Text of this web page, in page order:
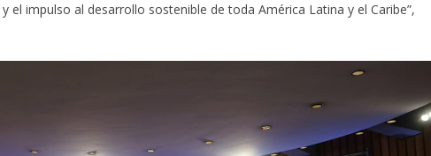
el impulso al desarrollo sostenible de toda América Latina y el Caribe”,